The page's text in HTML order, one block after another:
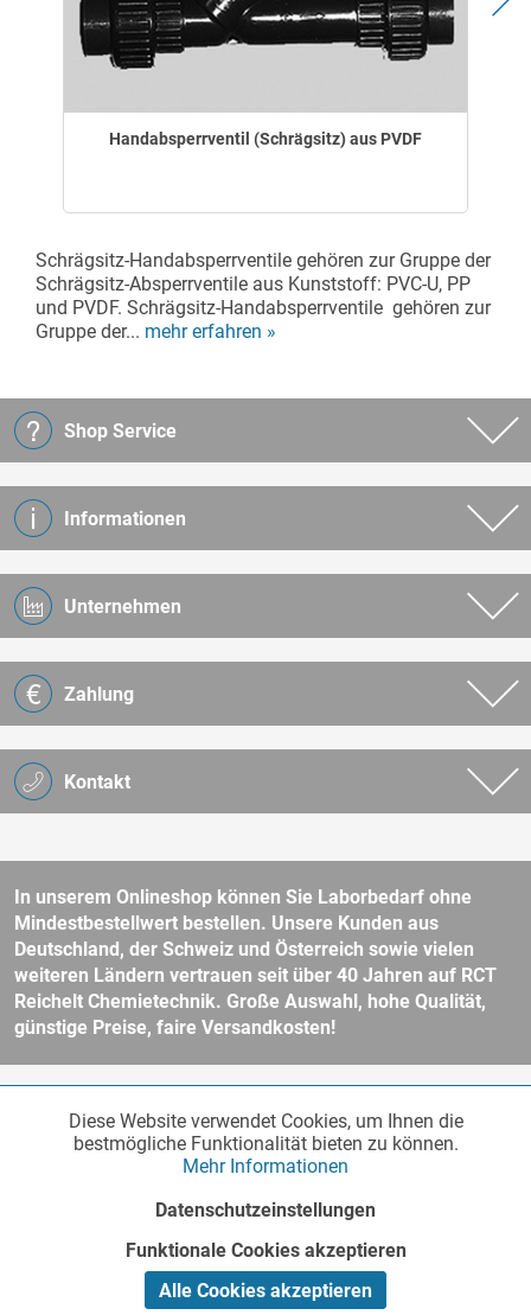
Handabsperrventil (Schrägsitz) aus PVDF
Schrägsitz-Handabsperrventile gehören zur Gruppe der
Schrägsitz-Absperrventile aus Kunststoff: PVC-U, PP
und PVDF. Schrägsitz-Handabsperrventile gehören zur
Gruppe der... mehr erfahren »
Kontakt
Shop Service
Informationen
Unternehmen
Zahlung
In unserem Onlineshop können Sie Laborbedarf ohne
Mindestbestellwert bestellen. Unsere Kunden aus
Deutschland, der Schweiz und Österreich sowie vielen
weiteren Ländern vertrauen seit über 40 Jahren auf RCT
Reichelt Chemietechnik. Große Auswahl, hohe Qualität,
günstige Preise, faire Versandkosten!
und ggf. Nachnahmegebühren, wenn nicht anders beschrieben.
Unser Webshop richtet sich an Unternehmer, öffentliche Institute und
andere gewerbliche Kunden im Sinne des § 14 BGB. Kein Verkauf an
für weitere Informationen.
Funktionale Aktiv
Inaktiv
Diese Website verwendet Cookies, um Ihnen die
bestmögliche Funktionalität bieten zu können.
Mehr Informationen
Datenschutzeinstellungen
Funktionale Cookies akzeptieren
Alle Cookies akzeptieren